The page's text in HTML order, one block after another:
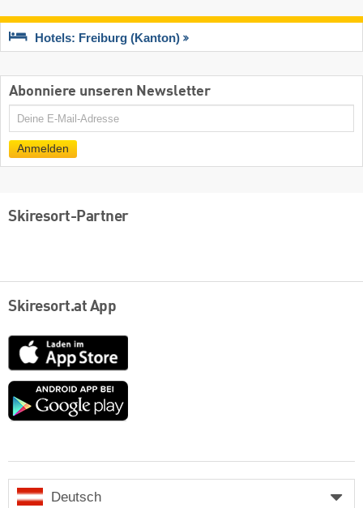
Hotels: Freiburg (Kanton)
Abonniere unseren Newsletter
E-
Anmelden
Skiresort-Partner
Skiresort.at App
App
Store
Google
Deutsch